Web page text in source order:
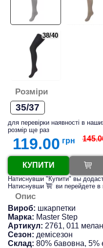
38/40
Розміри
35/37
для перевірки наявності в
розмір ще раз
119.00 грн
КУПИТИ
Натиснувши "Купити" вы
Натиснувши
ви перейдете в
Опис
Вироб: шкарпетки
Марка: Master Step
Артикул: 2761, 011
Сезон: демісезон
Склад: 80% бавовна, 5%